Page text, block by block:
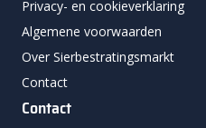
Privacy- en cookieverklaring
Algemene voorwaarden
Over Sierbestratingsmarkt
Contact
Contact